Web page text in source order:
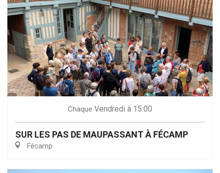
Chaque Vendredi à 15:00
SUR LES PAS DE MAUPASSANT À FÉCAMP
Fécamp